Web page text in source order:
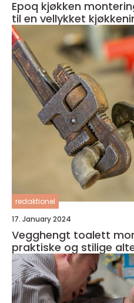
Epoq kjøkken
til en vellykket
redaktionel
17. January 2024
Vegghengt toalett
praktiske og stilige